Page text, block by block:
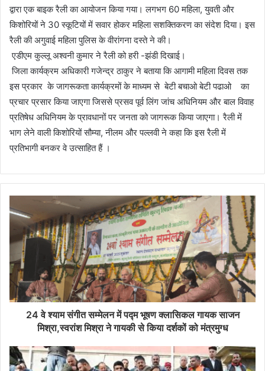
द्वारा एक बाइक रैली का आयोजन किया गया। लगभग 60 महिला, युवती और
किशोरियों ने 30 स्कूटियों में सवार होकर महिला सशक्तिकरण का संदेश दिया। इस
रैली की अगुवाई महिला पुलिस के वीरांगना दस्ते ने की।
एडीएम कुल्लू अश्वनी कुमार ने रैली को हरी -झंडी दिखाई।
जिला कार्यक्रम अधिकारी गजेन्द्र ठाकुर ने बताया कि आगामी महिला दिवस तक
इस प्रकार के जागरूकता कार्यक्रमों के माध्यम से बेटी बचाओ बेटी पढाओ का
प्रचार प्रसार किया जाएगा जिससे प्रसव पूर्व लिंग जांच अधिनियम और बाल विवाह
प्रतिषेध अधिनियम के प्रावधानों पर जनता को जागरूक किया जाएगा। रैली में
भाग लेने वाली किशोरियों सौम्या, नीलम और पल्लवी ने कहा कि इस रैली में
प्रतिभागी बनकर वे उत्साहित हैं ।
24 वे श्याम संगीत सम्मेलन में पद्म भूषण क्लासिकल गायक साजन
मिश्रा,स्वरांश मिश्रा ने गायकी से किया दर्शकों को मंत्रमुग्ध